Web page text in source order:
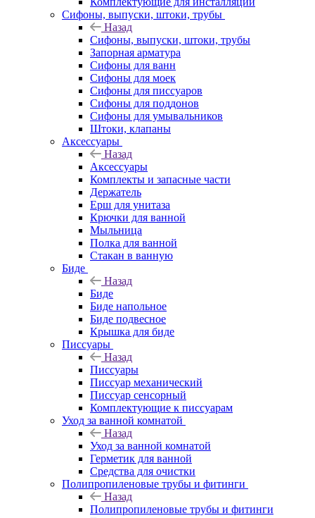
Сифоны, выпуски, штоки, трубы
Назад
Сифоны, выпуски, штоки, трубы
Запорная арматура
Сифоны для ванн
Сифоны для моек
Сифоны для писсуаров
Сифоны для поддонов
Сифоны для умывальников
Штоки, клапаны
Аксессуары
Назад
Аксессуары
Комплекты и запасные части
Держатель
Ерш для унитаза
Крючки для ванной
Мыльница
Полка для ванной
Стакан в ванную
Биде
Назад
Биде
Биде напольное
Биде подвесное
Крышка для биде
Писсуары
Назад
Писсуары
Писсуар механический
Писсуар сенсорный
Комплектующие к писсуарам
Уход за ванной комнатой
Назад
Уход за ванной комнатой
Герметик для ванной
Средства для очистки
Полипропиленовые трубы и фитинги
Назад
Полипропиленовые трубы и фитинги